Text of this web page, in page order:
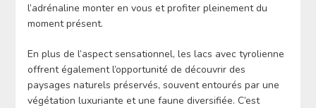
l’adrénaline monter en vous et profiter pleinement du
moment présent.
En plus de l’aspect sensationnel, les lacs avec tyrolienne
offrent également l’opportunité de découvrir des
paysages naturels préservés, souvent entourés par une
végétation luxuriante et une faune diversifiée. C’est